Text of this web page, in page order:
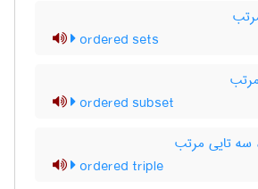
ordered sets
ordered subset
سه تایی مرتب
ordered triple